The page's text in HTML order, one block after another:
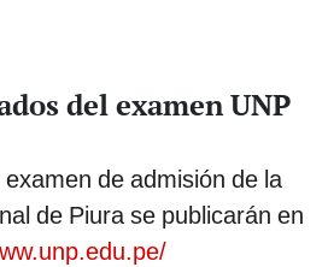
del examen UNP
de admisión de la
de Piura se publicarán en